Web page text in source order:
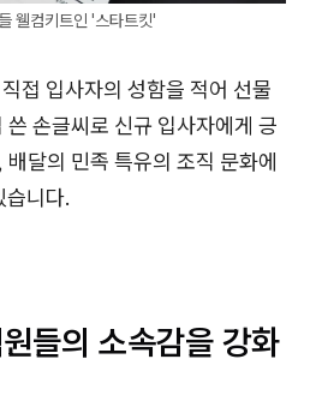
웰컴키트인 '스타트킷'
접 입사자의 성함을 적어 선물
손글씨로 신규 입사자에게 긍
달의 민족 특유의 조직 문화에
습니다.
들의 소속감을 강화